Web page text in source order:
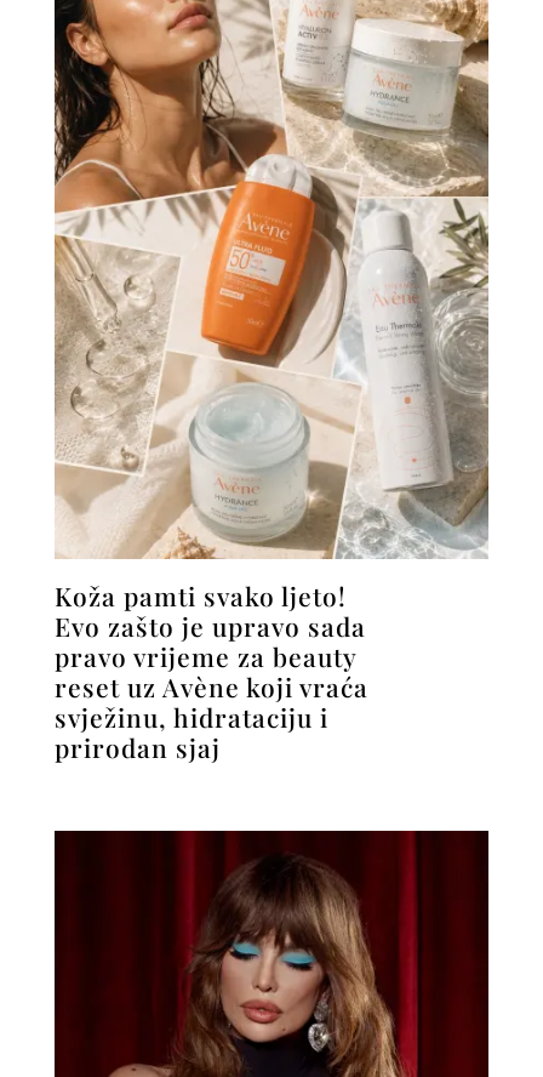
Koža pamti svako ljeto!
Evo zašto je upravo sada
pravo vrijeme za beauty
reset uz Avène koji vraća
svježinu, hidrataciju i
prirodan sjaj